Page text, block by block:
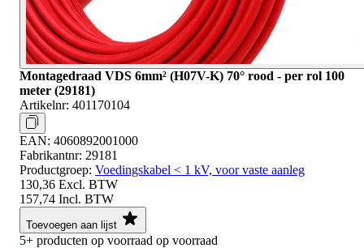
Montagedraad VDS 6mm² (H07V-K) 70° rood - per rol 100
meter (29181)
Artikelnr: 401170104
EAN: 4060892001000
Fabrikantnr: 29181
Productgroep: Voedingskabel < 1 kV, voor vaste aanleg
130,36 Excl. BTW
157,74 Incl. BTW
Toevoegen aan lijst
5+ producten op voorraad op voorraad